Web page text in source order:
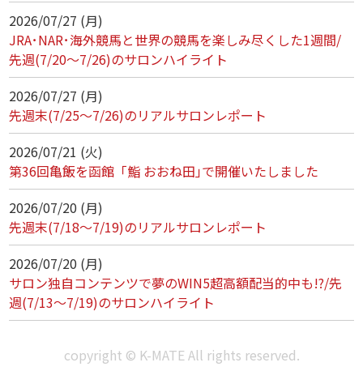
2026/07/27 (月)
JRA･NAR･海外競馬と世界の競馬を楽しみ尽くした1週間/
先週(7/20～7/26)のサロンハイライト
2026/07/27 (月)
先週末(7/25～7/26)のリアルサロンレポート
2026/07/21 (火)
第36回亀飯を函館「鮨 おおね田｣で開催いたしました
2026/07/20 (月)
先週末(7/18～7/19)のリアルサロンレポート
2026/07/20 (月)
サロン独自コンテンツで夢のWIN5超高額配当的中も!?/先
週(7/13～7/19)のサロンハイライト
copyright © K-MATE All rights reserved.